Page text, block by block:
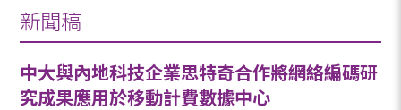
新聞稿
中大與內地科技企業思特奇合作將網絡編碼研
究成果應用於移動計費數據中心